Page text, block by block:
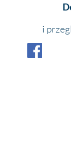
i